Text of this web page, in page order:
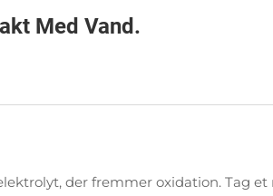
Med Vand.
der fremmer oxidation. Tag et